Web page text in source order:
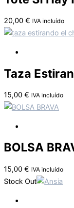
20,00 € IVA incluído
Taza
15,00 € IVA incluído
BOLSA
15,00 € IVA incluído
Stock Out